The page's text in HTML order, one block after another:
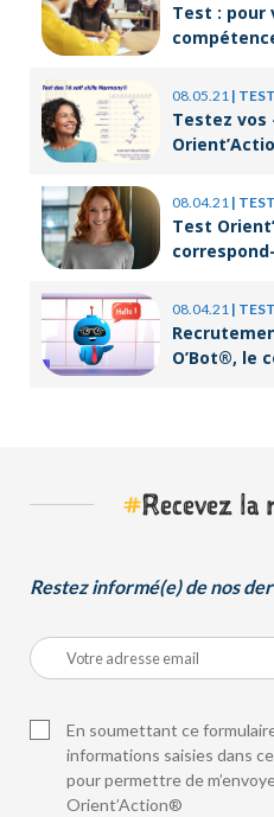
Test : pour
08.05.21 | TEST
Testez vos « soft skills » avec
08.04.21 | TEST
Test
08.04.21 |
O’Bot®, le
#Recevez
Restez informé(e) de nos
En soumettant ce
informations saisies dans
pour permettre de
Orient’Action®